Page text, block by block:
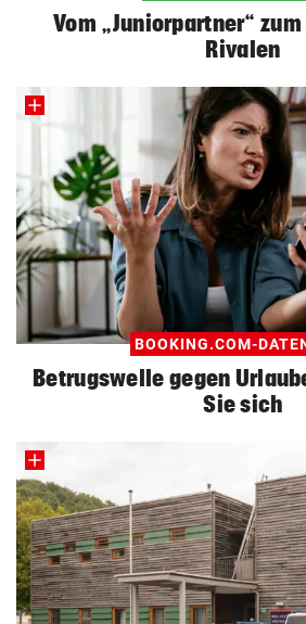
Vom „Juniorpartner“
Rivalen
BOOKING.COM-
Betrugswelle gegen
Sie sich